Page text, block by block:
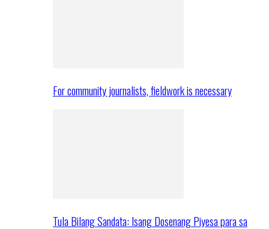
For community journalists, fieldwork is necessary
Tula Bilang Sandata: Isang Dosenang Piyesa para sa